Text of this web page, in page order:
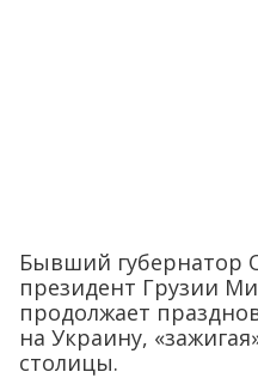
Бывший губернатор
президент Грузии
продолжает
на Украину,
столицы.